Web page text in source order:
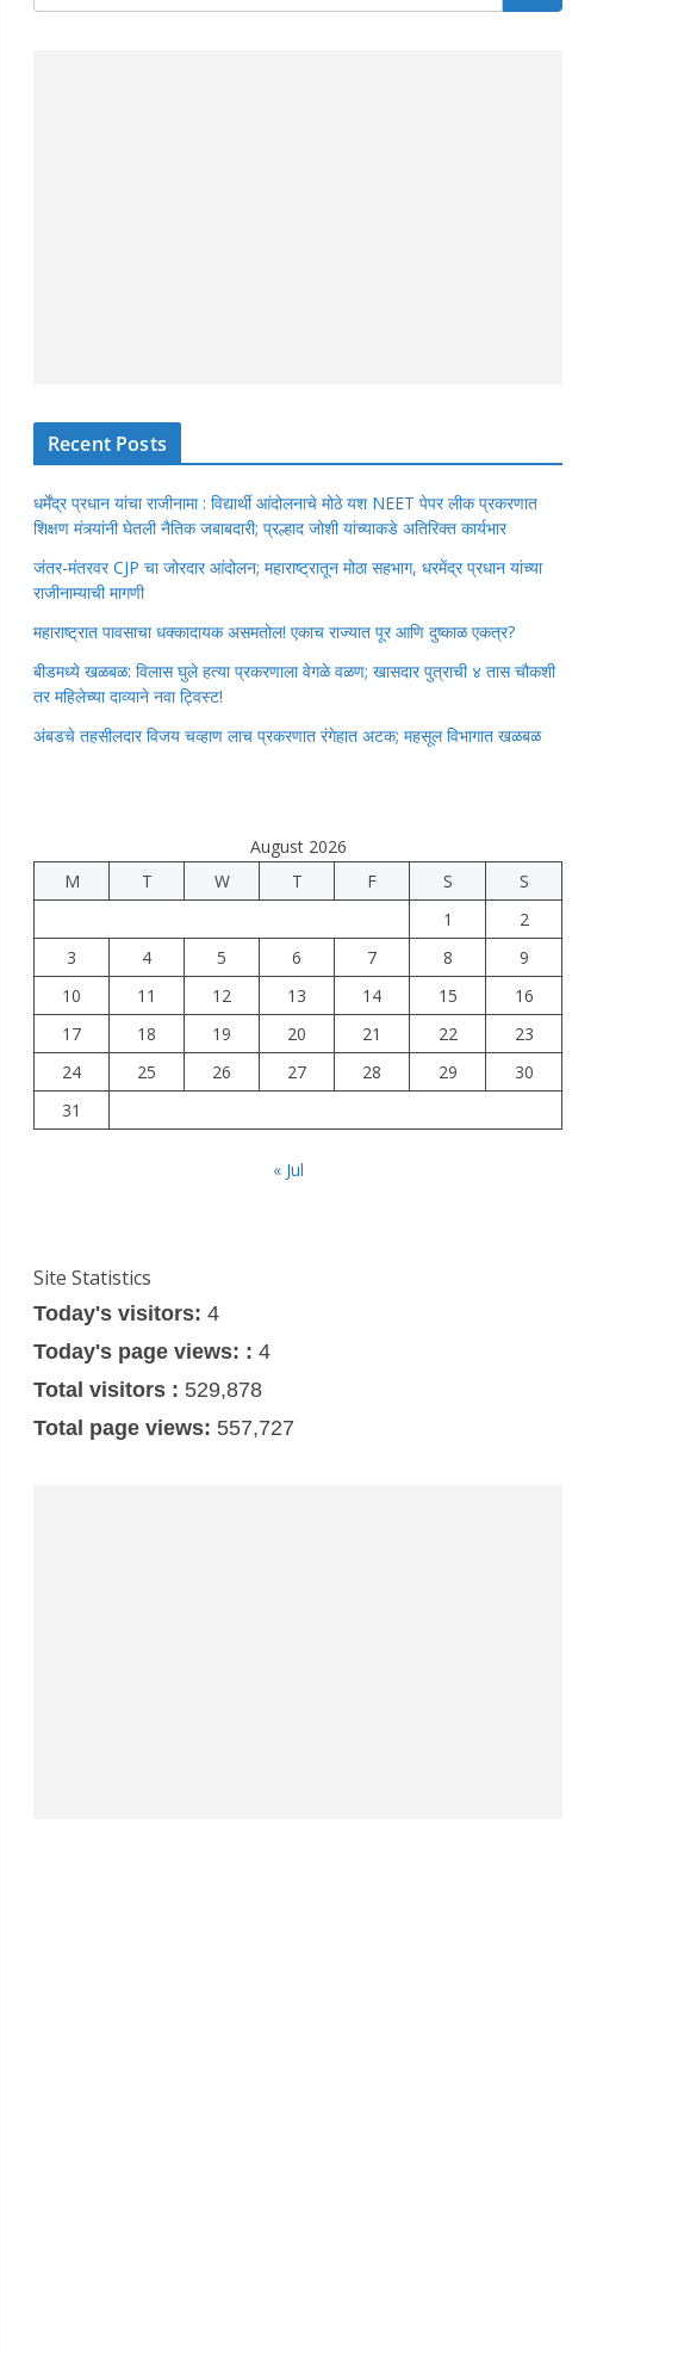
Recent Posts
धर्मेंद्र प्रधान यांचा राजीनामा : विद्यार्थी आंदोलनाचे मोठे यश NEET पेपर लीक प्रकरणात
शिक्षण मंत्र्यांनी घेतली नैतिक जबाबदारी; प्रल्हाद जोशी यांच्याकडे अतिरिक्त कार्यभार
जंतर-मंतरवर CJP चा जोरदार आंदोलन; महाराष्ट्रातून मोठा सहभाग, धरमेंद्र प्रधान यांच्या
राजीनाम्याची मागणी
महाराष्ट्रात पावसाचा धक्कादायक असमतोल! एकाच राज्यात पूर आणि दुष्काळ एकत्र?
बीडमध्ये खळबळ: विलास घुले हत्या प्रकरणाला वेगळे वळण; खासदार पुत्राची ४ तास चौकशी
तर महिलेच्या दाव्याने नवा ट्विस्ट!
अंबडचे तहसीलदार विजय चव्हाण लाच प्रकरणात रंगेहात अटक; महसूल विभागात खळबळ
August 2026
M
T W T F S
S
1
2
3
4 5 6 7 8
9
10
11 12 13 14 15
16
17
18 19 20 21 22
23
24
25 26 27 28 29
30
31
« Jul
Site Statistics
Today's visitors: 4
Today's page views: : 4
Total visitors : 529,878
Total page views: 557,727